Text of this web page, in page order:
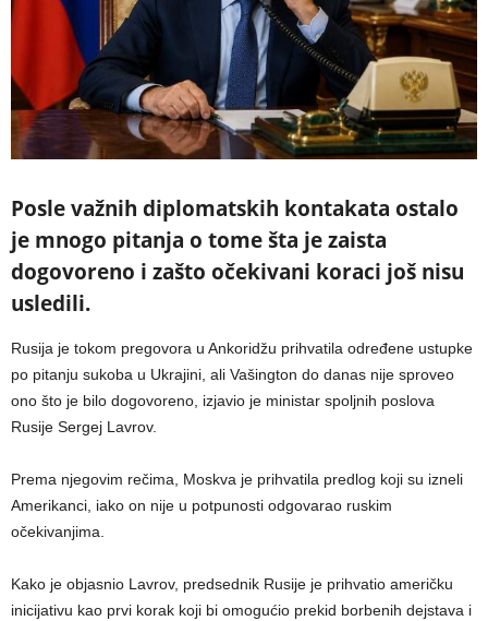
Posle važnih diplomatskih kontakata ostalo
je mnogo pitanja o tome šta je zaista
dogovoreno i zašto očekivani koraci još nisu
usledili.
Rusija je tokom pregovora u Ankoridžu prihvatila određene ustupke
po pitanju sukoba u Ukrajini, ali Vašington do danas nije sproveo
ono što je bilo dogovoreno, izjavio je ministar spoljnih poslova
Rusije Sergej Lavrov.
Prema njegovim rečima, Moskva je prihvatila predlog koji su izneli
Amerikanci, iako on nije u potpunosti odgovarao ruskim
očekivanjima.
Kako je objasnio Lavrov, predsednik Rusije je prihvatio američku
inicijativu kao prvi korak koji bi omogućio prekid borbenih dejstava i